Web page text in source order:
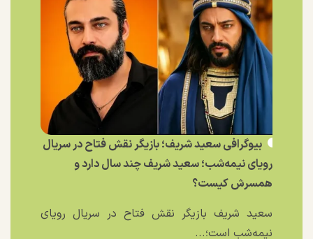
بیوگرافی سعید شریف؛ بازیگر نقش فتاح در سریال
رویای نیمه‌شب؛ سعید شریف چند سال دارد و
همسرش کیست؟
سعید شریف بازیگر نقش فتاح در سریال رویای
نیمه‌شب است؛...